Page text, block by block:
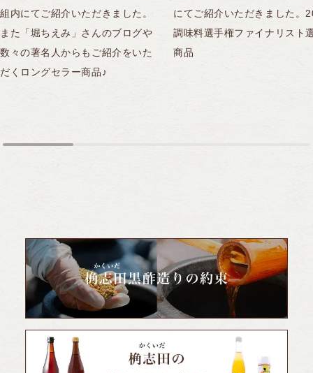
組内にてご紹介いただきました。
また「堀ちえみ」さんのブログや
数々の著名人からもご紹介をいた
だくロングセラー商品♪
にてご紹介いただきました。
調味料選手権ファイナリスト
商品